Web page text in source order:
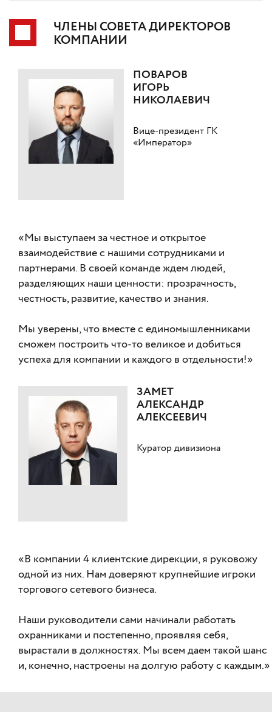
ЧЛЕНЫ СОВЕТА ДИРЕКТОРОВ
КОМПАНИИ
ПОВАРОВ
ИГОРЬ
НИКОЛАЕВИЧ
Вице-президент ГК
«Император»
«Мы выступаем за честное и открытое
взаимодействие с нашими сотрудниками и
партнерами. В своей команде ждем людей,
разделяющих наши ценности: прозрачность,
честность, развитие, качество и знания.
Мы уверены, что вместе с единомышленниками
сможем построить что-то великое и добиться
успеха для компании и каждого в отдельности!»
ЗАМЕТ
АЛЕКСАНДР
АЛЕКСЕЕВИЧ
Куратор дивизиона
«В компании 4 клиентские дирекции, я руковожу
одной из них. Нам доверяют крупнейшие игроки
торгового сетевого бизнеса.
Наши руководители сами начинали работать
охранниками и постепенно, проявляя себя,
вырастали в должностях. Мы всем даем такой шанс
и, конечно, настроены на долгую работу с каждым.»